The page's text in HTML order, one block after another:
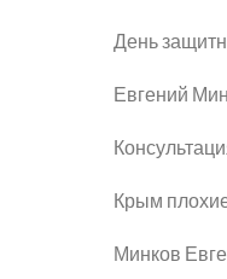
День
Евгений
Крым
Минков